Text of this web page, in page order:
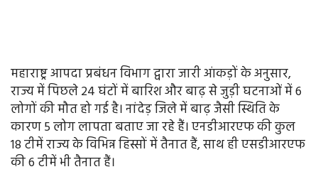
महाराष्ट्र आपदा प्रबंधन विभाग द्वारा जारी आंकड़ों के अनुसार,
राज्य में पिछले 24 घंटों में बारिश और बाढ़ से जुड़ी घटनाओं में 6
लोगों की मौत हो गई है। नांदेड़ जिले में बाढ़ जैसी स्थिति के
कारण 5 लोग लापता बताए जा रहे हैं। एनडीआरएफ की कुल
18 टीमें राज्य के विभिन्न हिस्सों में तैनात हैं, साथ ही एसडीआरएफ
की 6 टीमें भी तैनात हैं।